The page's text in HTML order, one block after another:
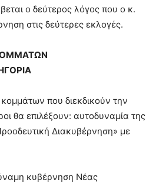
ο δεύτερος λόγος που ο κ.
στις δεύτερες εκλογές.
που διεκδικούν την
θα επιλέξουν: αυτοδυναμία της
Διακυβέρνηση» με
κυβέρνηση Νέας